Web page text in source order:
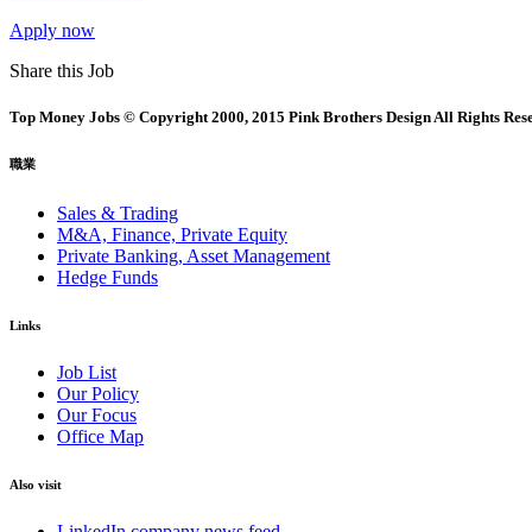
Apply now
Share this Job
Top Money Jobs © Copyright 2000, 2015 Pink Brothers Design All Rights
職業
Sales & Trading
M&A, Finance, Private Equity
Private Banking, Asset Management
Hedge Funds
Links
Job List
Our Policy
Our Focus
Office Map
Also visit